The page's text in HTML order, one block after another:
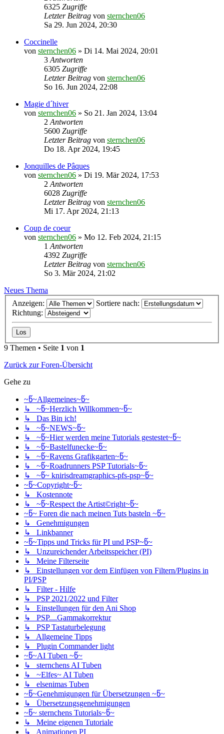
6325 Zugriffe
Letzter Beitrag von sternchen06
Sa 29. Jun 2024, 20:30
Coccinelle
von sternchen06 » Di 14. Mai 2024, 20:01
3 Antworten
6305 Zugriffe
Letzter Beitrag von sternchen06
So 16. Jun 2024, 22:08
Magie d´hiver
von sternchen06 » So 21. Jan 2024, 13:04
2 Antworten
5600 Zugriffe
Letzter Beitrag von sternchen06
Do 18. Apr 2024, 19:45
Jonquilles de Pâques
von sternchen06 » Di 19. Mär 2024, 17:53
2 Antworten
6028 Zugriffe
Letzter Beitrag von sternchen06
Mi 17. Apr 2024, 21:13
Coup de coeur
von sternchen06 » Mo 12. Feb 2024, 21:15
1 Antworten
4392 Zugriffe
Letzter Beitrag von sternchen06
So 3. Mär 2024, 21:02
Neues Thema
Anzeigen:
Sortiere nach:
Richtung:
9 Themen • Seite 1 von 1
Zurück zur Foren-Übersicht
Gehe zu
~წ~Allgemeines~წ~
↳ ~წ~Herzlich Willkommen~წ~
↳ Das Bin ich!
↳ ~წ~NEWS~წ~
↳ ~წ~Hier werden meine Tutorials gestestet~წ~
↳ ~წ~Bastelfunecke~წ~
↳ ~წ~Ravens Grafikgarten~წ~
↳ ~წ~Roadrunners PSP Tutorials~წ~
↳ ~წ~ knirisdreamgraphics-pfs-psp~წ~
~წ~Copyright~წ~
↳ Kostennote
↳ ~წ~Respect the Artist©right~წ~
~წ~ Foren die nach meinen Tuts basteln ~წ~
↳ Genehmigungen
↳ Linkbanner
~წ~Tipps und Tricks für PI und PSP~წ~
↳ Unzureichender Arbeitsspeicher (PI)
↳ Meine Filterseite
↳ Einstellungen vor dem Einfügen von Filtern/Plugins in
PI/PSP
↳ Filter - Hilfe
↳ PSP 2021/2022 und Filter
↳ Einstellungen für den Ani Shop
↳ PSP....Gammakorrektur
↳ PSP Tastaturbelegung
↳ Allgemeine Tipps
↳ Plugin Commander light
~წ~AI Tuben ~წ~
↳ sternchens AI Tuben
↳ ~Elfes~ AI Tuben
↳ elsenimas Tuben
~წ~Genehmigungen für Übersetzungen ~წ~
↳ Übersetzungsgenehmigungen
~წ~ sternchens Tutorials~წ~
↳ Meine eigenen Tutoriale
↳ Animationen PI